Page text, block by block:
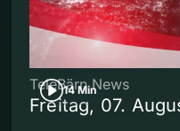
14 Min
TeleBärn News
Freitag, 07.